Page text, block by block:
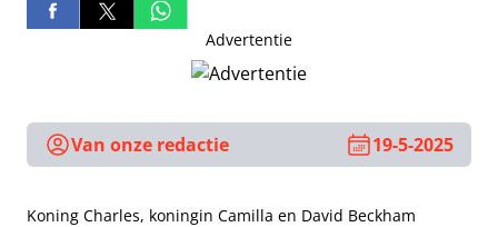
Advertentie
Van onze redactie 19-5-2025
Koning Charles, koningin Camilla en David Beckham